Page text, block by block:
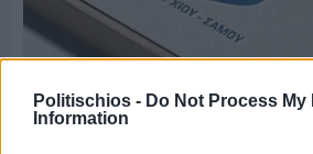
Politischios - Do Not Process My
Information